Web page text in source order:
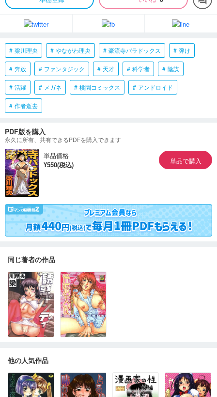
梁川理央 やながわ理央 豪流寺パラドックス 弾け
奔放 ファンタジック 天才 科学者 陰謀
活躍 メガネ 桃園コミックス アンドロイド
作者逝去
PDF版を購入
永久に所有、共有できるPDFを購入できます
単品価格
¥550(税込)
単品で購入
同じ著者の作品
他の人気作品